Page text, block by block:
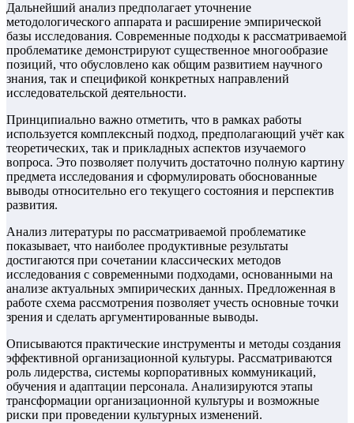
Дальнейший анализ предполагает уточнение
методологического аппарата и расширение эмпирической
базы исследования. Современные подходы к рассматриваемой
проблематике демонстрируют существенное многообразие
позиций, что обусловлено как общим развитием научного
знания, так и спецификой конкретных направлений
исследовательской деятельности.
Принципиально важно отметить, что в рамках работы
используется комплексный подход, предполагающий учёт как
теоретических, так и прикладных аспектов изучаемого
вопроса. Это позволяет получить достаточно полную картину
предмета исследования и сформулировать обоснованные
выводы относительно его текущего состояния и перспектив
развития.
Анализ литературы по рассматриваемой проблематике
показывает, что наиболее продуктивные результаты
достигаются при сочетании классических методов
исследования с современными подходами, основанными на
анализе актуальных эмпирических данных. Предложенная в
работе схема рассмотрения позволяет учесть основные точки
зрения и сделать аргументированные выводы.
Описываются практические инструменты и методы создания
эффективной организационной культуры. Рассматриваются
роль лидерства, системы корпоративных коммуникаций,
обучения и адаптации персонала. Анализируются этапы
трансформации организационной культуры и возможные
риски при проведении культурных изменений.